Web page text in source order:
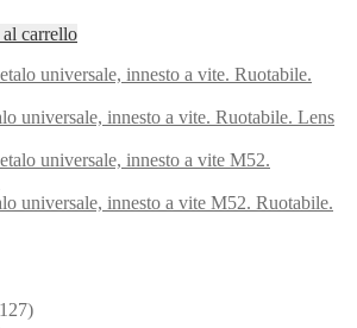
carrello
universale, innesto a vite. Ruotabile. Lens
universale, innesto a vite M52. Ruotabile.